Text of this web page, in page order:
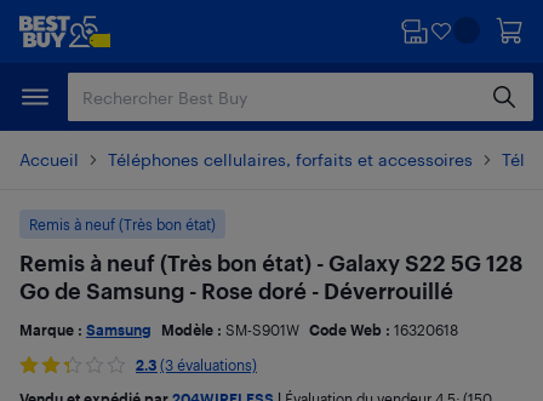
Passer
principal
Passer
Accueil Téléphones cellulaires, forfaits et accessoires
Remis à neuf (Très bon état)
Remis à neuf (Très bon état) - Galaxy S22 5G 128
Go de Samsung - Rose doré - Déverrouillé
Marque : Samsung Modèle : SM-S901W Code Web : 16320618
2.3 (3 évaluations)